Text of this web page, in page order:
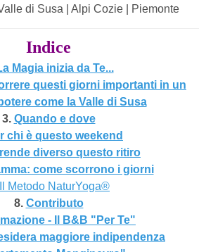
di Susa | Alpi Cozie | Piemonte
Indice
Magia inizia da Te...
questi giorni importanti in un
come la Valle di Susa
3. Quando e dove
chi è questo weekend
diverso questo ritiro
come scorrono i giorni
Il Metodo NaturYoga®
8. Contributo
- Il B&B "Per Te"
maggiore indipendenza